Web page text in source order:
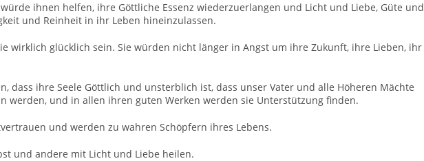
ihnen helfen, ihre Göttliche Essenz wiederzuerlangen und Licht und Liebe, Güte und
und Reinheit in ihr Leben hineinzulassen.
wirklich glücklich sein. Sie würden nicht länger in Angst um ihre Zukunft, ihre Lieben, ihr
dass ihre Seele Göttlich und unsterblich ist, dass unser Vater und alle Höheren Mächte
werden, und in allen ihren guten Werken werden sie Unterstützung finden.
und werden zu wahren Schöpfern ihres Lebens.
und andere mit Licht und Liebe heilen.